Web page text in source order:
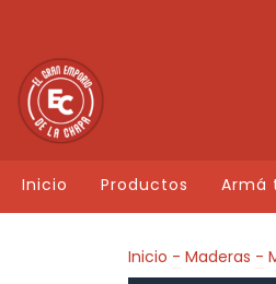
Inicio Productos Armá
Inicio - Maderas -